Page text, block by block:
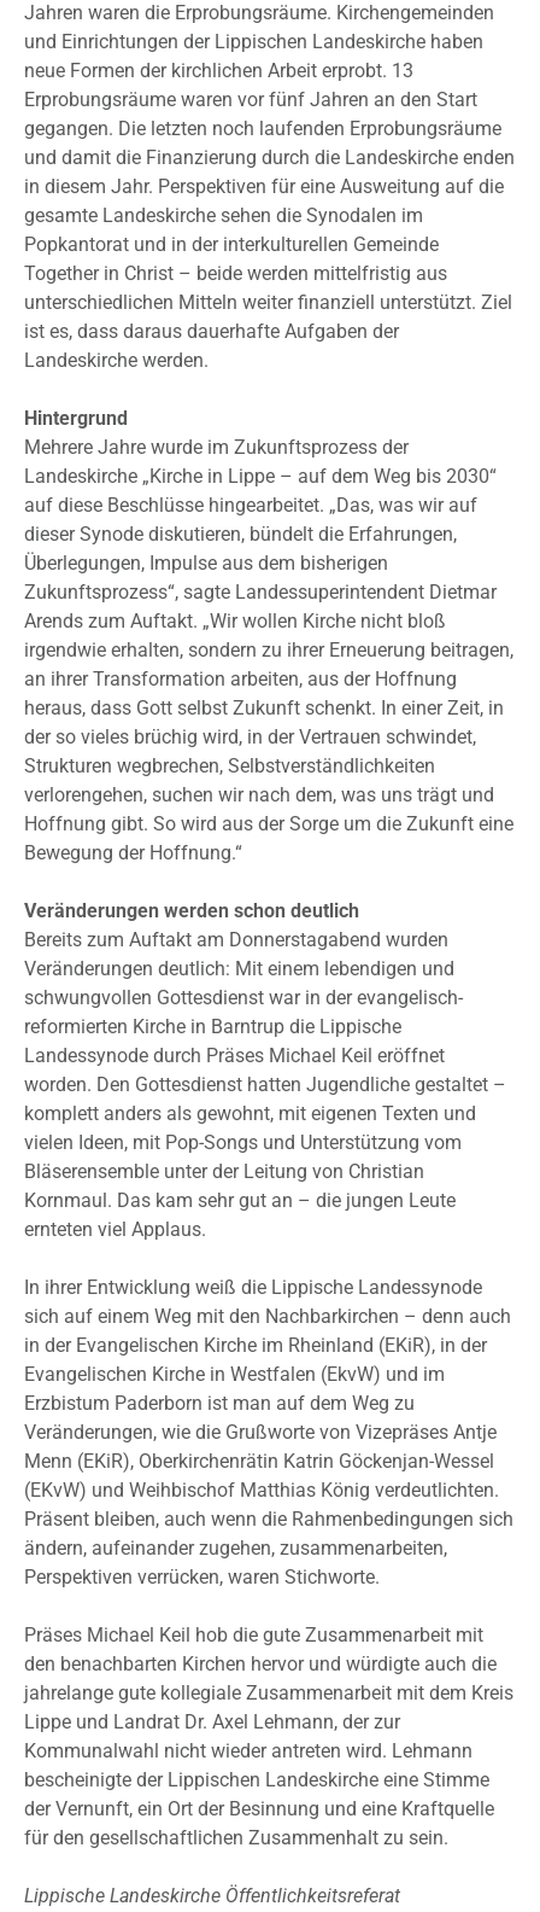
Jahren waren die Erprobungsräume. Kirchengemeinden
und Einrichtungen der Lippischen Landeskirche haben
neue Formen der kirchlichen Arbeit erprobt. 13
Erprobungsräume waren vor fünf Jahren an den Start
gegangen. Die letzten noch laufenden Erprobungsräume
und damit die Finanzierung durch die Landeskirche enden
in diesem Jahr. Perspektiven für eine Ausweitung auf die
gesamte Landeskirche sehen die Synodalen im
Popkantorat und in der interkulturellen Gemeinde
Together in Christ – beide werden mittelfristig aus
unterschiedlichen Mitteln weiter finanziell unterstützt. Ziel
ist es, dass daraus dauerhafte Aufgaben der
Landeskirche werden.
Hintergrund
Mehrere Jahre wurde im Zukunftsprozess der
Landeskirche „Kirche in Lippe – auf dem Weg bis 2030“
auf diese Beschlüsse hingearbeitet. „Das, was wir auf
dieser Synode diskutieren, bündelt die Erfahrungen,
Überlegungen, Impulse aus dem bisherigen
Zukunftsprozess“, sagte Landessuperintendent Dietmar
Arends zum Auftakt. „Wir wollen Kirche nicht bloß
irgendwie erhalten, sondern zu ihrer Erneuerung beitragen,
an ihrer Transformation arbeiten, aus der Hoffnung
heraus, dass Gott selbst Zukunft schenkt. In einer Zeit, in
der so vieles brüchig wird, in der Vertrauen schwindet,
Strukturen wegbrechen, Selbstverständlichkeiten
verlorengehen, suchen wir nach dem, was uns trägt und
Hoffnung gibt. So wird aus der Sorge um die Zukunft eine
Bewegung der Hoffnung.“
Veränderungen werden schon deutlich
Bereits zum Auftakt am Donnerstagabend wurden
Veränderungen deutlich: Mit einem lebendigen und
schwungvollen Gottesdienst war in der evangelisch-
reformierten Kirche in Barntrup die Lippische
Landessynode durch Präses Michael Keil eröffnet
worden. Den Gottesdienst hatten Jugendliche gestaltet –
komplett anders als gewohnt, mit eigenen Texten und
vielen Ideen, mit Pop-Songs und Unterstützung vom
Bläserensemble unter der Leitung von Christian
Kornmaul. Das kam sehr gut an – die jungen Leute
ernteten viel Applaus.
In ihrer Entwicklung weiß die Lippische Landessynode
sich auf einem Weg mit den Nachbarkirchen – denn auch
in der Evangelischen Kirche im Rheinland (EKiR), in der
Evangelischen Kirche in Westfalen (EkvW) und im
Erzbistum Paderborn ist man auf dem Weg zu
Veränderungen, wie die Grußworte von Vizepräses Antje
Menn (EKiR), Oberkirchenrätin Katrin Göckenjan-Wessel
(EKvW) und Weihbischof Matthias König verdeutlichten.
Präsent bleiben, auch wenn die Rahmenbedingungen sich
ändern, aufeinander zugehen, zusammenarbeiten,
Perspektiven verrücken, waren Stichworte.
Präses Michael Keil hob die gute Zusammenarbeit mit
den benachbarten Kirchen hervor und würdigte auch die
jahrelange gute kollegiale Zusammenarbeit mit dem Kreis
Lippe und Landrat Dr. Axel Lehmann, der zur
Kommunalwahl nicht wieder antreten wird. Lehmann
bescheinigte der Lippischen Landeskirche eine Stimme
der Vernunft, ein Ort der Besinnung und eine Kraftquelle
für den gesellschaftlichen Zusammenhalt zu sein.
Lippische Landeskirche Öffentlichkeitsreferat